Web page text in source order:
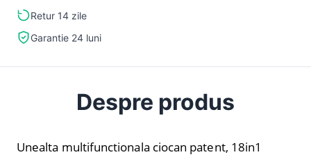
Retur 14 zile
Garantie 24 luni
Despre produs
Unealta multifunctionala ciocan patent, 18in1